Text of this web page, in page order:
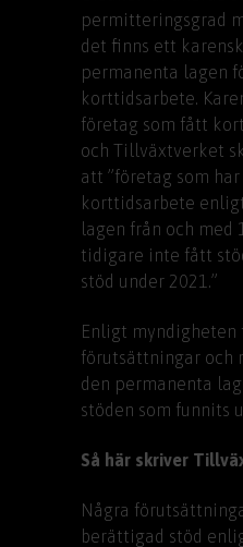
permitteringsgrad
det finns ett
permanenta lagen
korttidsarbete.
företag som fått
och Tillväxtverket
att ”företag som
korttidsarbete
lagen från och med
tidigare inte fått
stöd under 2021.”
Enligt myndigheten
förutsättningar och
den permanenta
stöden som funnits
Så här skriver
Några
berättigad stöd